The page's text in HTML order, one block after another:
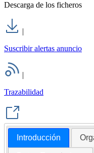
Descarga de los ficheros
|
Suscribir alertas anuncio
|
Trazabilidad
Introducción